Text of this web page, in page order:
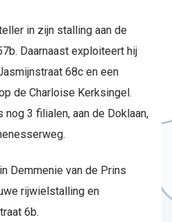
in zijn stalling aan de
Daarnaast exploiteert hij
68c en een
de Charloise Kerksingel.
3 filialen, aan de Doklaan,
Demmenie van de Prins
rijwielstalling en
6b.